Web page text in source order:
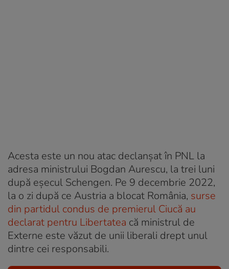
Acesta este un nou atac declanșat în PNL la
adresa ministrului Bogdan Aurescu, la trei luni
după eșecul Schengen. Pe 9 decembrie 2022,
la o zi după ce Austria a blocat România, surse
din partidul condus de premierul Ciucă au
declarat pentru Libertatea că ministrul de
Externe este văzut de unii liberali drept unul
dintre cei responsabili.